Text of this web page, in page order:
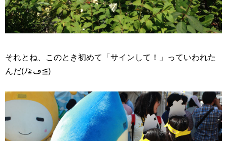
それとね、このとき初めて「サインして！」っていわれた
んだ(ﾉ≧ڡ≦)